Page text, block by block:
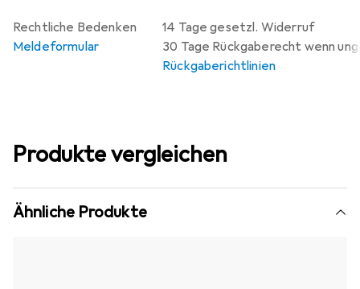
14 Tage gesetzl. Widerruf
30 Tage Rückgaberecht wenn
Rückgaberichtlinien
Rechtliche Bedenken
Meldeformular
Produkte vergleichen
Ähnliche Produkte